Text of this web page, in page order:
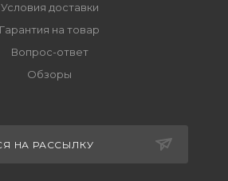
Условия доставки
Гарантия на товар
Вопрос-ответ
Обзоры
НА РАССЫЛКУ